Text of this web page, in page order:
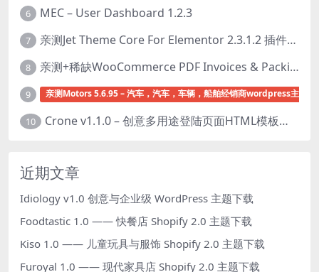
6 MEC – User Dashboard 1.2.3
7 亲测Jet Theme Core For Elementor 2.3.1.2 插件下载
8 亲测+稀缺WooCommerce PDF Invoices & Packing Slips Professional v2.20.0 + Templates v2.25.1 [by WpOverNight] WooCommerce PDF 发票和装箱单插件下载
9 亲测Motors 5.6.95 – 汽车，汽车，车辆，船舶经销商wordpress主题下
10 Crone v1.1.0 – 创意多用途登陆页面HTML模板下载
近期文章
Idiology v1.0 创意与企业级 WordPress 主题下载
Foodtastic 1.0 —— 快餐店 Shopify 2.0 主题下载
Kiso 1.0 —— 儿童玩具与服饰 Shopify 2.0 主题下载
Furoyal 1.0 —— 现代家具店 Shopify 2.0 主题下载